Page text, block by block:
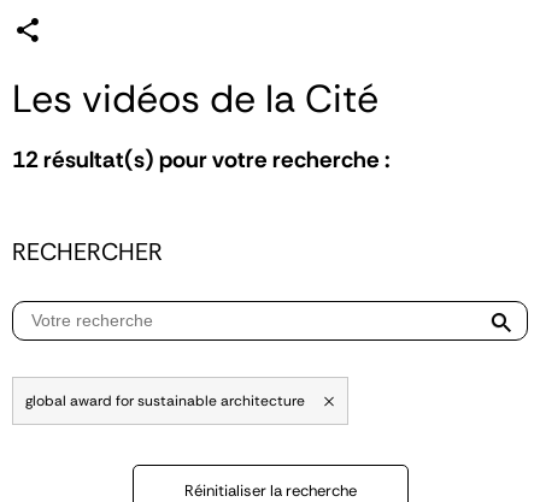
Les vidéos de la Cité
12résultat(s) pour votre recherche :
RECHERCHER
global award for sustainable architecture
Réinitialiser la recherche